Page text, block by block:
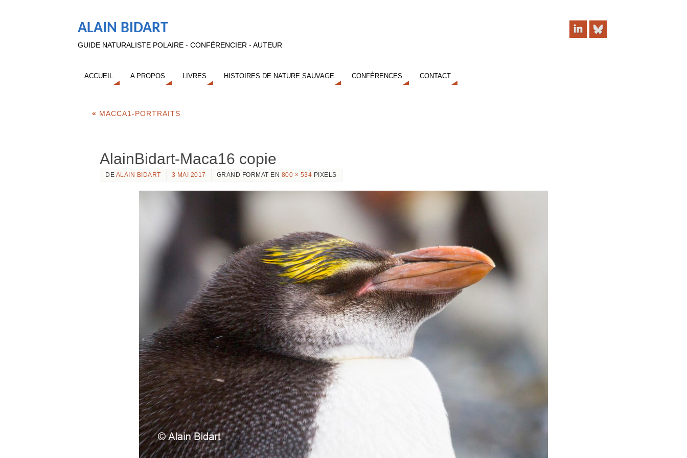
ALAIN BIDART
GUIDE NATURALISTE POLAIRE - CONFÉRENCIER - AUTEUR
ACCUEIL A PROPOS LIVRES HISTOIRES DE NATURE SAUVAGE CONFÉRENCES CONTACT
« MACCA1-PORTRAITS
AlainBidart-Maca16 copie
DE ALAIN BIDART 3 MAI 2017 GRAND FORMAT EN 800 × 534 PIXELS